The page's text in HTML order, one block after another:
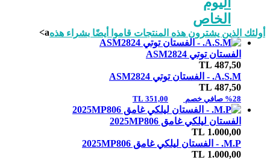
الخاص
أولئك الذين يشترون هذه المنتجات قاموا أيضًا بشراء هذهa>
الفستان توتي ASM2824
487,50
A.S.M. -
الفستان توتي ASM2824
487,50
%28 صافي خصم 351,00 TL
الفستان ليلكي غامق 2025MP806
1.000,00
M.P. -
الفستان ليلكي غامق 2025MP806
1.000,00